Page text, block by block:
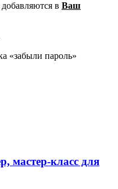
в Ваш
«забыли пароль»
класс для